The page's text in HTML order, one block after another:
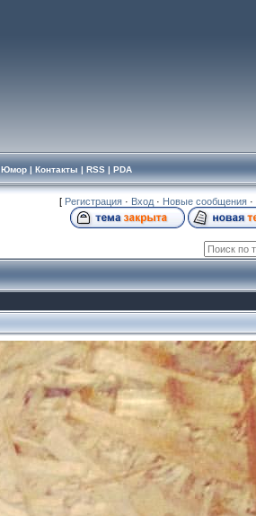
Юмор| Контакты | RSS| PDA
[ Регистрация · Вход · Новые сообщения ·